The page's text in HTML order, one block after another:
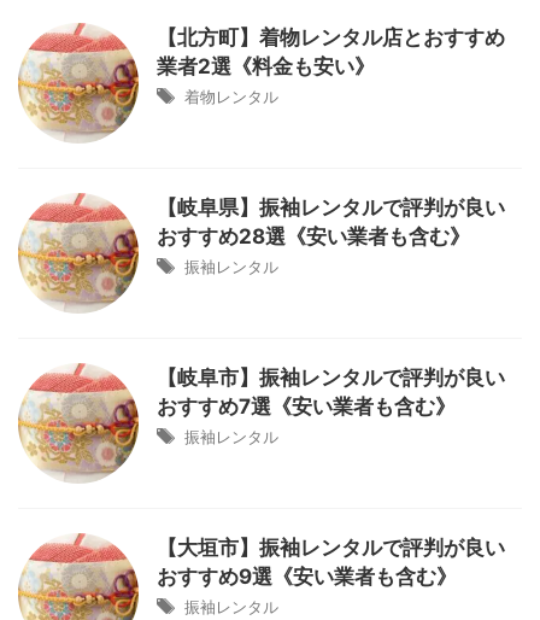
【北方町】着物レンタル店とおすすめ
業者2選《料金も安い》
着物レンタル
【岐阜県】振袖レンタルで評判が良い
おすすめ28選《安い業者も含む》
振袖レンタル
【岐阜市】振袖レンタルで評判が良い
おすすめ7選《安い業者も含む》
振袖レンタル
【大垣市】振袖レンタルで評判が良い
おすすめ9選《安い業者も含む》
振袖レンタル